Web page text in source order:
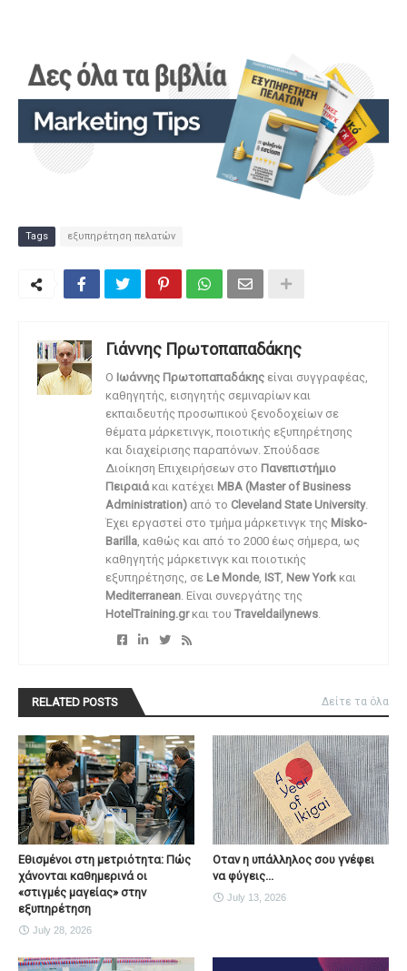
Tags εξυπηρέτηση πελατών
Γιάννης Πρωτοπαπαδάκης
O Ιωάννης Πρωτοπαπαδάκης είναι συγγραφέας,
καθηγητής, εισηγητής σεμιναρίων και
εκπαιδευτής προσωπικού ξενοδοχείων σε
θέματα μάρκετινγκ, ποιοτικής εξυπηρέτησης
και διαχείρισης παραπόνων. Σπούδασε
Διοίκηση Επιχειρήσεων στο Πανεπιστήμιο
Πειραιά και κατέχει MBA (Master of Business
Administration) από το Cleveland State University.
Έχει εργαστεί στο τμήμα μάρκετινγκ της Misko-
Barilla , καθώς και από το 2000 έως σήμερα, ως
καθηγητής μάρκετινγκ και ποιοτικής
εξυπηρέτησης, σε Le Monde, IST, New York και
Mediterranean . Είναι συνεργάτης της
HotelTraining.grκαι του Traveldailynews
RELATED POSTS Δείτε τα όλα
Εθισμένοι στη μετριότητα: Πώς
χάνονται καθημερινά οι
«στιγμές μαγείας» στην
εξυπηρέτηση
July 28, 2026
Οταν η υπάλληλος σου γνέφει
να φύγεις...
July 13, 2026